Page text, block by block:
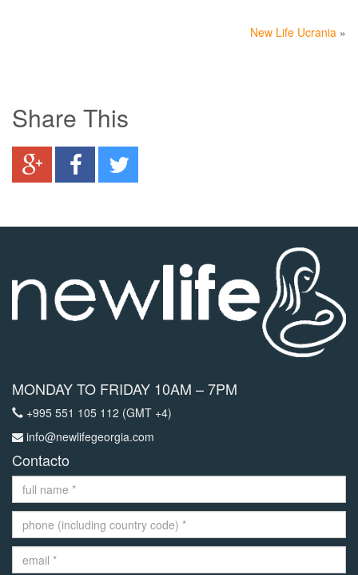
New Life Ucrania »
Share This
MONDAY TO FRIDAY 10AM – 7PM
+995 551 105 112 (GMT +4)
info@newlifegeorgia.com
Contacto